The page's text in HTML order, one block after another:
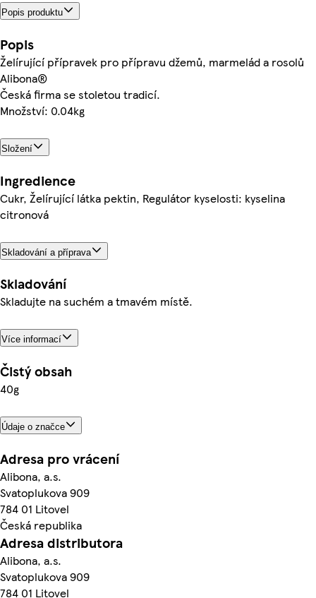
Popis produktu
Popis
Želírující přípravek pro přípravu džemů, marmelád a rosolů
Alibona®
Česká firma se stoletou tradicí.
Množství: 0.04kg
Složení
Ingredience
Cukr, Želírující látka pektin, Regulátor kyselosti: kyselina
citronová
Skladování a příprava
Skladování
Skladujte na suchém a tmavém místě.
Více informací
Čistý obsah
40g
Údaje o značce
Adresa pro vrácení
Alibona, a.s.
Svatoplukova 909
784 01 Litovel
Česká republika
Adresa distributora
Alibona, a.s.
Svatoplukova 909
784 01 Litovel